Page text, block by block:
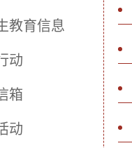
教育信息
动
箱
动